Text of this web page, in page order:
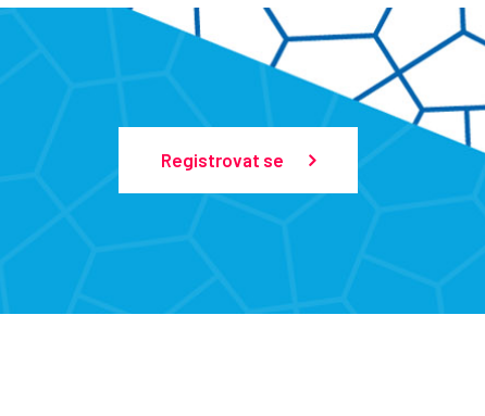
Registrovat se